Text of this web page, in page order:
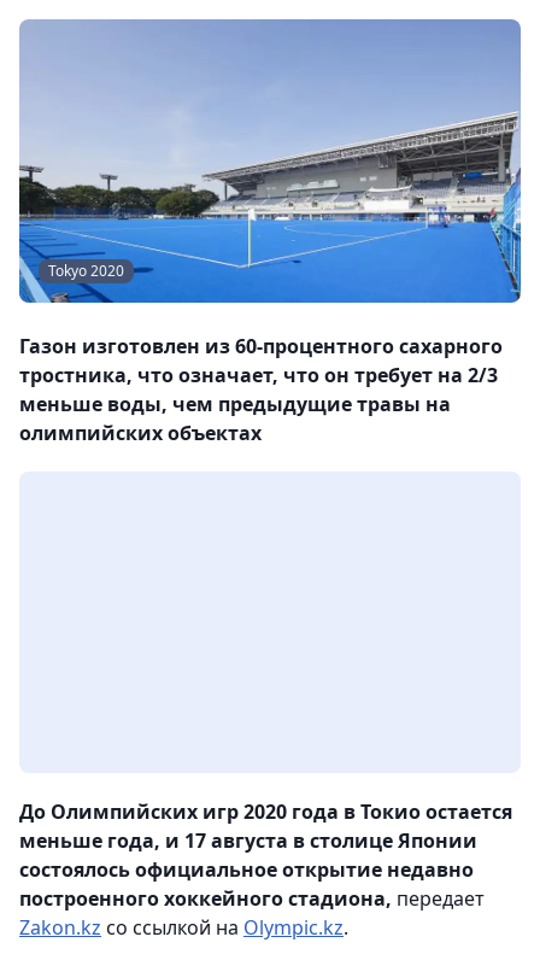
Tokyo 2020
Газон изготовлен из 60-процентного сахарного
тростника, что означает, что он требует на 2/3
меньше воды, чем предыдущие травы на
олимпийских объектах
До Олимпийских игр 2020 года в Токио остается
меньше года, и 17 августа в столице Японии
состоялось официальное открытие недавно
построенного хоккейного стадиона, передает
Zakon.kz со ссылкой на Olympic.kz.